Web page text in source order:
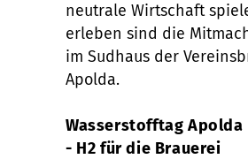
neutrale Wirtschaft
erleben sind die
im Sudhaus der
Apolda.
Wasserstofftag Apolda
- H2 für die Brauerei